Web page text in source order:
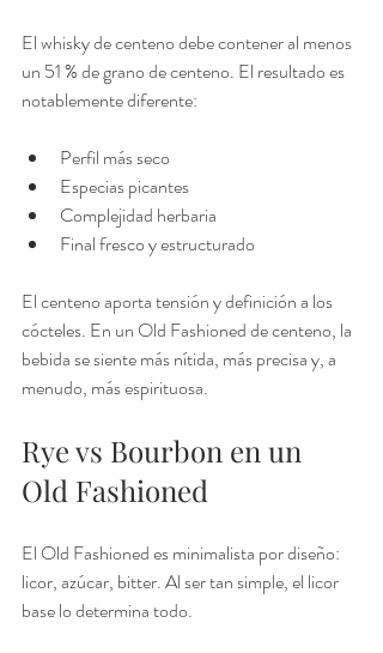
El whisky de centeno debe contener al menos
un 51 % de grano de centeno. El resultado es
notablemente diferente:
Perfil más seco
Especias picantes
Complejidad herbaria
Final fresco y estructurado
El centeno aporta tensión y definición a los
cócteles. En un Old Fashioned de centeno, la
bebida se siente más nítida, más precisa y, a
menudo, más espirituosa.
Rye vs Bourbon en un
Old Fashioned
El Old Fashioned es minimalista por diseño:
licor, azúcar, bitter. Al ser tan simple, el licor
base lo determina todo.